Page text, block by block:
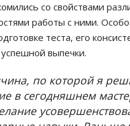
со свойствами
работы с ними.
теста, его
выпечки.
по которой я
в сегодняшнем